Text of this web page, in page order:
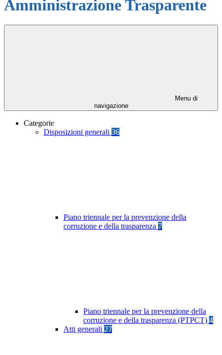
Amministrazione Trasparente
Menu di
navigazione
Categorie
Disposizioni generali 36
Piano triennale per la prevenzione della
corruzione e della trasparenza 7
Piano triennale per la prevenzione della
corruzione e della trasparenza (PTPCT) 4
Atti generali 27